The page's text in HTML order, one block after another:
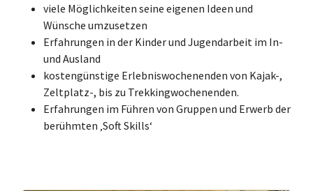
viele Möglichkeiten seine eigenen Ideen und
Wünsche umzusetzen
Erfahrungen in der Kinder und Jugendarbeit im In-
und Ausland
kostengünstige Erlebniswochenenden von Kajak-,
Zeltplatz-, bis zu Trekkingwochenenden.
Erfahrungen im Führen von Gruppen und Erwerb der
berühmten ‚Soft Skills‘